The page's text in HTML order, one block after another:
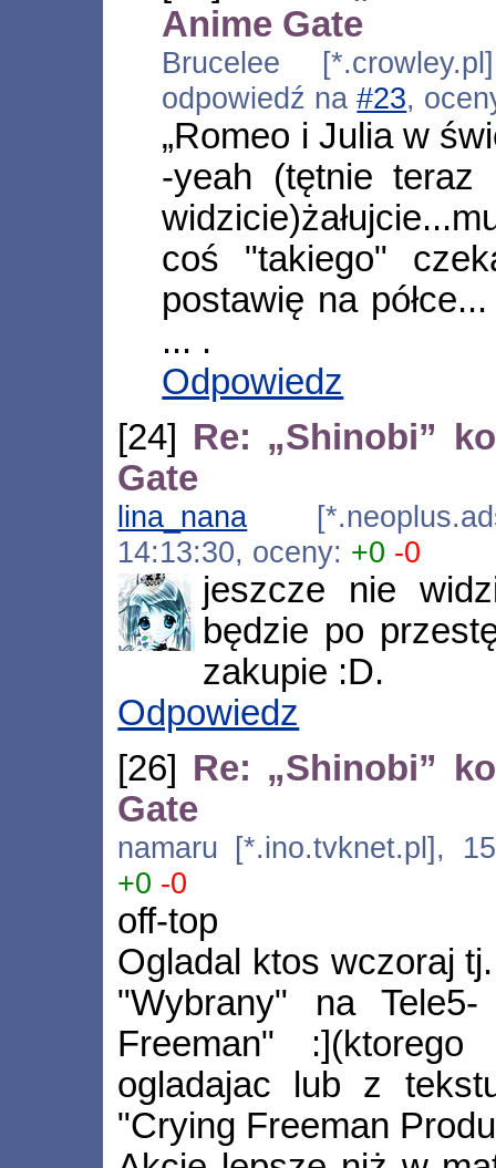
Anime Gate
Brucelee
odpowiedź na#23,
„Romeo i Julia w
-yeah (tętnie
coś "takiego"
postawię na
... .
Odpowiedz
[24] Re: „Shinobi”
Gate
lina_nana
14:13:30, oceny: +0 -0
jeszcze nie
będzie po
zakupie :D.
Odpowiedz
[26] Re: „Shinobi”
Gate
namaru [*.ino.tvknet.pl],
+0 -0
off-top
Ogladal ktos wczoraj
"Wybrany" na
Freeman"
ogladajac lub z
"Crying Freeman